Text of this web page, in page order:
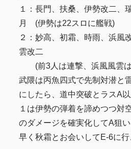
１：長門、扶桑、伊勢改二、
月 (伊勢は22スロに艦戦)
２：妙高、初霜、時雨、浜風
雲改二
(前3人は連撃、浜風風雲は
武隈は丙魚四式で先制対潜と
にしたら、道中突破とラスA
１は伊勢の弾着を諦めつつ対
のダメージを確実化してA狙い
早く秋霜とお会いしてE-6に行